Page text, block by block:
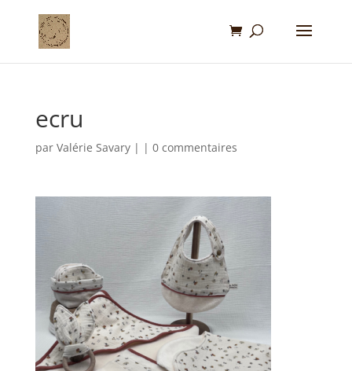
ecru
par Valérie Savary| | 0 commentaires